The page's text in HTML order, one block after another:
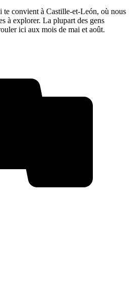
te convient à Castille-et-León, où nous
à explorer. La plupart des gens
ici aux mois de mai et août.